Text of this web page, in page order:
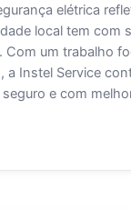
elétrica
local tem com
Com um trabalho
a Instel Service
e com